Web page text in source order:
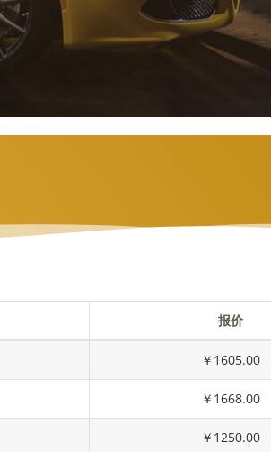
报价
￥1605.00
￥1668.00
￥1250.00